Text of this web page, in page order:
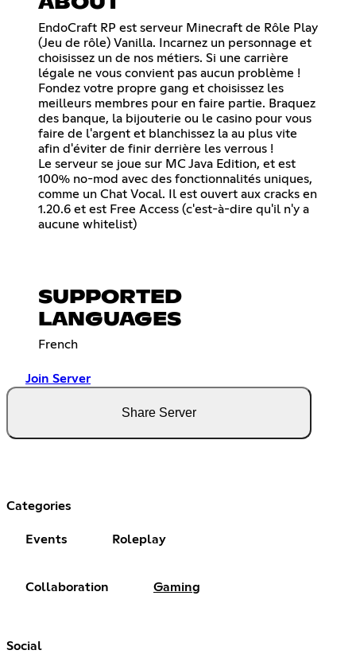
EndoCraft RP est serveur Minecraft de Rôle Play
(Jeu de rôle) Vanilla. Incarnez un personnage et
choisissez un de nos métiers. Si une carrière
légale ne vous convient pas aucun problème !
Fondez votre propre gang et choisissez les
meilleurs membres pour en faire partie. Braquez
des banque, la bijouterie ou le casino pour vous
faire de l'argent et blanchissez la au plus vite
afin d'éviter de finir derrière les verrous !
Le serveur se joue sur MC Java Edition, et est
100% no-mod avec des fonctionnalités uniques,
comme un Chat Vocal. Il est ouvert aux cracks en
1.20.6 et est Free Access (c'est-à-dire qu'il n'y a
aucune whitelist)
SUPPORTED
LANGUAGES
French
Join Server
Share Server
Categories
Events Roleplay
Collaboration Gaming
Social